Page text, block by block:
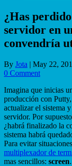
¿Has
servidor en
convendría
By Jota | May 22,
0 Comment
Imagina que inicias
producción con
actualizar el sistema
servidor. Por
¿habrá finalizado la
sistema habrá
Para evitar
multiplexador de
mas sencillos: screen.